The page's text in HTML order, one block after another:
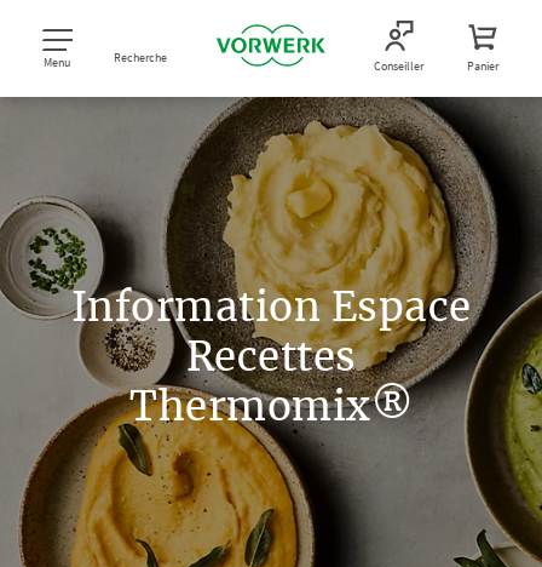
Menu Recherche Conseiller Panier
Information Espace
Recettes
Thermomix®